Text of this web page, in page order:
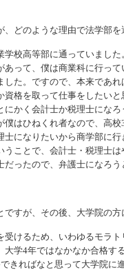
どのような理由で法学部を
校高等部に通っていまし
って、僕は商業科に行っ
た。ですので、本来であ
格を取って仕事をしたい
かく会計士か税理士にな
はひねくれ者なので、高
になりたいから商学部に
うことで、会計士・税理士
ったので、弁護士になろ
すが、その後、大学院の方
けるため、いわゆるモラ
学4年ではなかなか合格す
きればなと思って大学院に